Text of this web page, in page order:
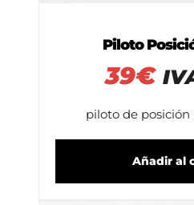
Piloto
39€
piloto de posición
Añadir al